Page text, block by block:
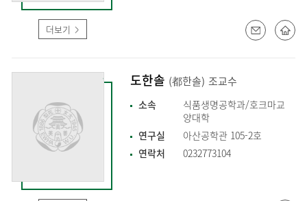
더보기
도한솔 (都한솔) 조교수
소속
식품생명공학과/호크마교
양대학
연구실
아산공학관 105-2호
연락처
0232773104